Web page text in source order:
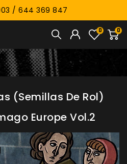
/ 644 369 847
0
0
(Semillas De Rol)
Europe Vol.2